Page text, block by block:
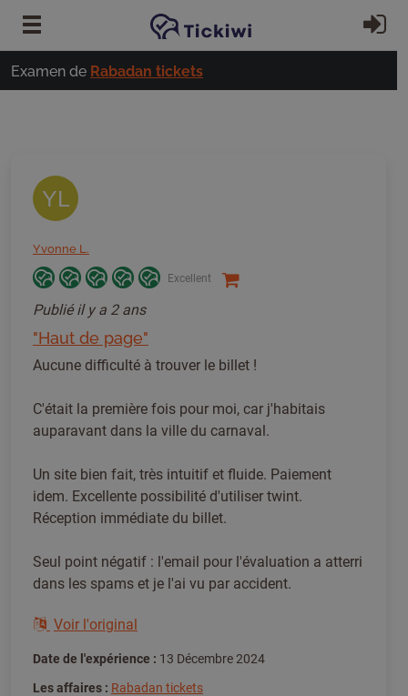
Passer au contenu principal
Examen de Rabadan tickets
YL
Yvonne L.
Excellent
Publiéil y a 2 ans
"Haut de page"
Aucune difficulté à trouver le billet !
C'était la première fois pour moi, car j'habitais
auparavant dans la ville du carnaval.
Un site bien fait, très intuitif et fluide. Paiement
idem. Excellente possibilité d'utiliser twint.
Réception immédiate du billet.
Seul point négatif : l'email pour l'évaluation a atterri
dans les spams et je l'ai vu par accident.
Voir l'original
Date de l'expérience : 13 Décembre 2024
Les affaires : Rabadan tickets